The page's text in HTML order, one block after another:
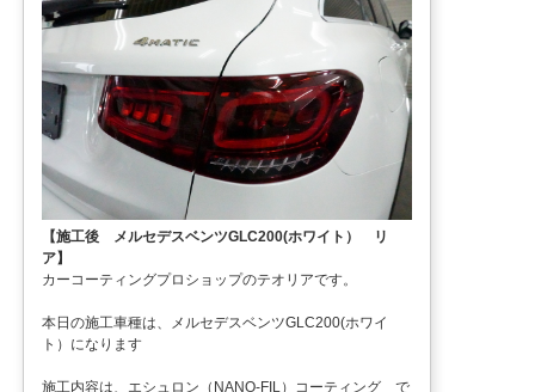
【施工後 メルセデスベンツGLC200(ホワイト） リ
ア】
カーコーティングプロショップのテオリアです。
本日の施工車種は、メルセデスベンツGLC200(ホワイ
ト）になります
施工内容は、エシュロン（NANO-FIL）コーティング で